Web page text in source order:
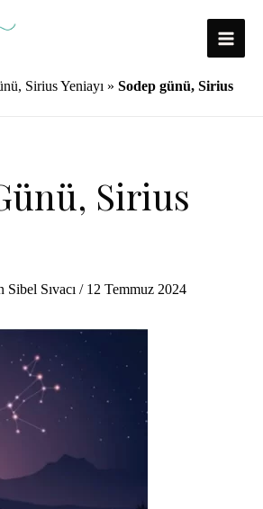
Main
Menu
Sirius Yeniayı » Sodep günü, Sirius
Sirius
Sibel Sıvacı / 12 Temmuz 2024